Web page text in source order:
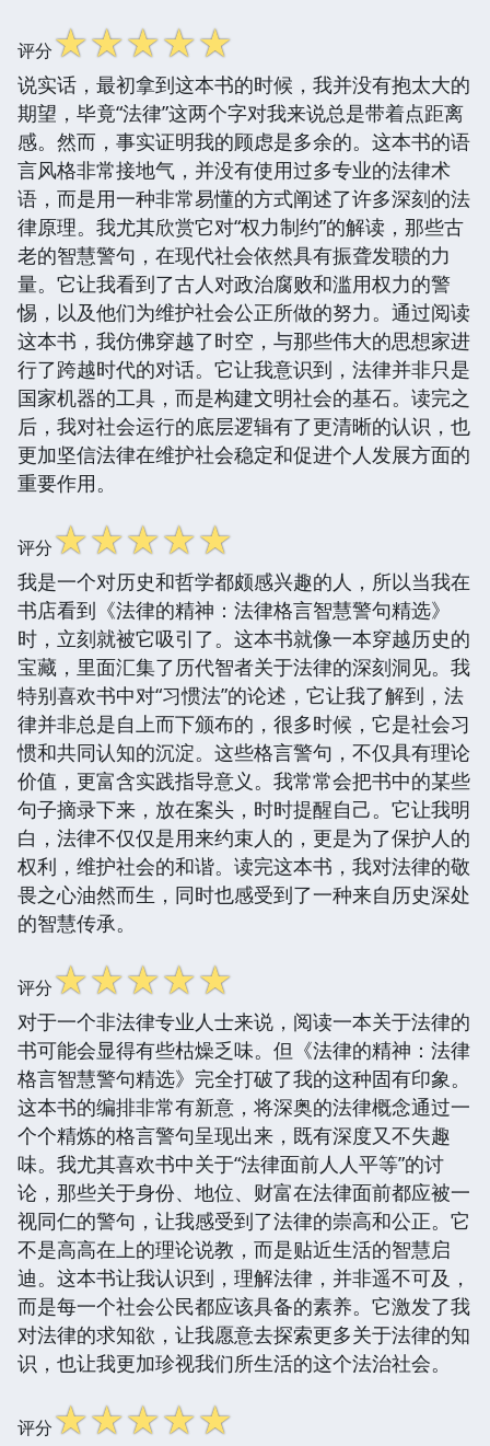
评分☆☆☆☆☆
说实话，最初拿到这本书的时候，我并没有抱太大的
期望，毕竟“法律”这两个字对我来说总是带着点距离
感。然而，事实证明我的顾虑是多余的。这本书的语
言风格非常接地气，并没有使用过多专业的法律术
语，而是用一种非常易懂的方式阐述了许多深刻的法
律原理。我尤其欣赏它对“权力制约”的解读，那些古
老的智慧警句，在现代社会依然具有振聋发聩的力
量。它让我看到了古人对政治腐败和滥用权力的警
惕，以及他们为维护社会公正所做的努力。通过阅读
这本书，我仿佛穿越了时空，与那些伟大的思想家进
行了跨越时代的对话。它让我意识到，法律并非只是
国家机器的工具，而是构建文明社会的基石。读完之
后，我对社会运行的底层逻辑有了更清晰的认识，也
更加坚信法律在维护社会稳定和促进个人发展方面的
重要作用。
评分☆☆☆☆☆
我是一个对历史和哲学都颇感兴趣的人，所以当我在
书店看到《法律的精神：法律格言智慧警句精选》
时，立刻就被它吸引了。这本书就像一本穿越历史的
宝藏，里面汇集了历代智者关于法律的深刻洞见。我
特别喜欢书中对“习惯法”的论述，它让我了解到，法
律并非总是自上而下颁布的，很多时候，它是社会习
惯和共同认知的沉淀。这些格言警句，不仅具有理论
价值，更富含实践指导意义。我常常会把书中的某些
句子摘录下来，放在案头，时时提醒自己。它让我明
白，法律不仅仅是用来约束人的，更是为了保护人的
权利，维护社会的和谐。读完这本书，我对法律的敬
畏之心油然而生，同时也感受到了一种来自历史深处
的智慧传承。
评分☆☆☆☆☆
对于一个非法律专业人士来说，阅读一本关于法律的
书可能会显得有些枯燥乏味。但《法律的精神：法律
格言智慧警句精选》完全打破了我的这种固有印象。
这本书的编排非常有新意，将深奥的法律概念通过一
个个精炼的格言警句呈现出来，既有深度又不失趣
味。我尤其喜欢书中关于“法律面前人人平等”的讨
论，那些关于身份、地位、财富在法律面前都应被一
视同仁的警句，让我感受到了法律的崇高和公正。它
不是高高在上的理论说教，而是贴近生活的智慧启
迪。这本书让我认识到，理解法律，并非遥不可及，
而是每一个社会公民都应该具备的素养。它激发了我
对法律的求知欲，让我愿意去探索更多关于法律的知
识，也让我更加珍视我们所生活的这个法治社会。
评分☆☆☆☆☆